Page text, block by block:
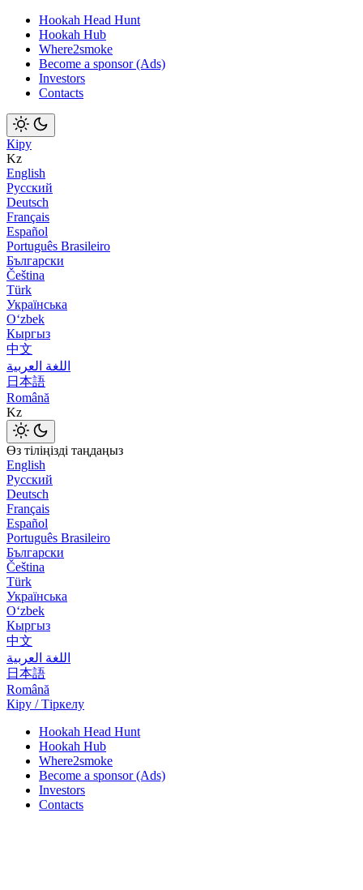
Hookah Head Hunt
Hookah Hub
Where2smoke
Become a sponsor (Ads)
Investors
Contacts
Кіру
Kz
English
Русский
Deutsch
Français
Español
Português Brasileiro
Български
Čeština
Türk
Українська
Оʻzbek
Кыргыз
中文
اللغة العربية
日本語
Română
Kz
Өз тіліңізді таңдаңыз
English
Русский
Deutsch
Français
Español
Português Brasileiro
Български
Čeština
Türk
Українська
Оʻzbek
Кыргыз
中文
اللغة العربية
日本語
Română
Кіру / Тіркелу
Hookah Head Hunt
Hookah Hub
Where2smoke
Become a sponsor (Ads)
Investors
Contacts